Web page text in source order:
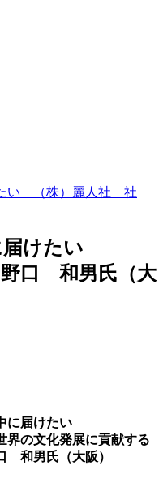
たい （株）麗人社 社
届けたい
口 和男氏（大
に届けたい
界の文化発展に貢献する
和男氏（大阪）